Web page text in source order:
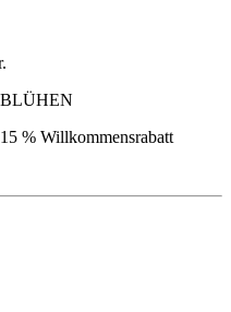
% Willkommensrabatt